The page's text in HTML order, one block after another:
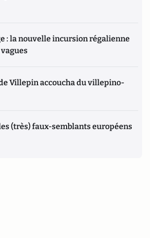
: la nouvelle incursion régalienne
Villepin accoucha du villepino-
(très) faux-semblants européens